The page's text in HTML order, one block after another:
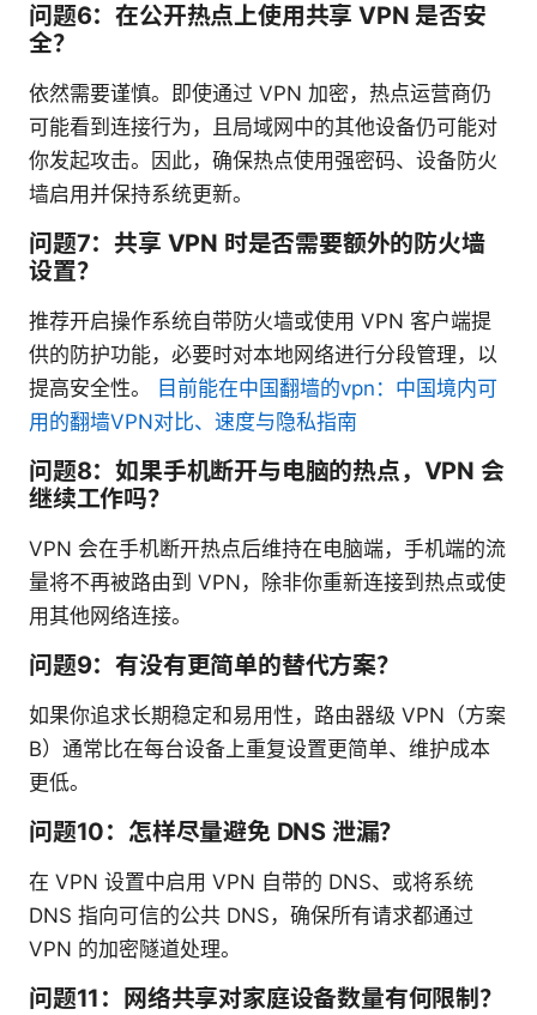
问题6：在公开热点上使用共享 VPN 是否安
全？
依然需要谨慎。即使通过 VPN 加密，热点运营商仍
可能看到连接行为，且局域网中的其他设备仍可能对
你发起攻击。因此，确保热点使用强密码、设备防火
墙启用并保持系统更新。
问题7：共享 VPN 时是否需要额外的防火墙
设置？
推荐开启操作系统自带防火墙或使用 VPN 客户端提
供的防护功能，必要时对本地网络进行分段管理，以
提高安全性。
目前能在中国翻墙的vpn：中国境内可
用的翻墙VPN对比、速度与隐私指南
问题8：如果手机断开与电脑的热点，VPN 会
继续工作吗？
VPN 会在手机断开热点后维持在电脑端，手机端的流
量将不再被路由到 VPN，除非你重新连接到热点或使
用其他网络连接。
问题9：有没有更简单的替代方案？
如果你追求长期稳定和易用性，路由器级 VPN（方案
B）通常比在每台设备上重复设置更简单、维护成本
更低。
问题10：怎样尽量避免 DNS 泄漏？
在 VPN 设置中启用 VPN 自带的 DNS、或将系统
DNS 指向可信的公共 DNS，确保所有请求都通过
VPN 的加密隧道处理。
问题11：网络共享对家庭设备数量有何限制？